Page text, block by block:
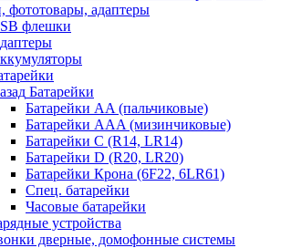
фототовары, адаптеры
флешки
Батарейки
Батарейки AA (пальчиковые)
Батарейки AAA (мизинчиковые)
Батарейки C (R14, LR14)
Батарейки D (R20, LR20)
Батарейки Крона (6F22, 6LR61)
Спец. батарейки
Часовые батарейки
устройства
дверные, домофонные системы